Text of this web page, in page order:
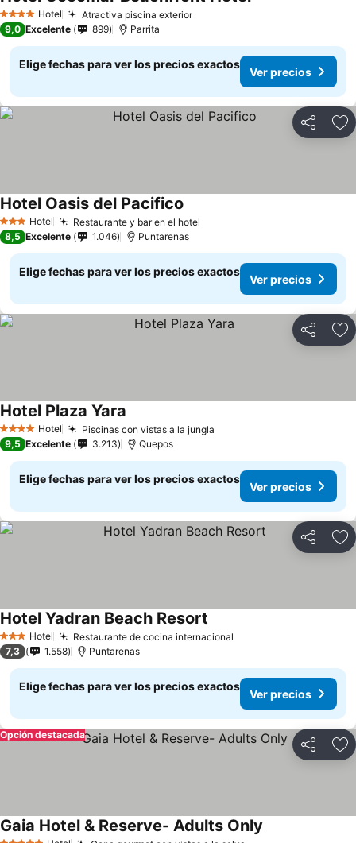
4 EstrellasHotel Atractiva piscina exterior
9,0 Excelente 899 Parrita
Elige fechas para ver los precios exactos
Ver precios
Compartir
3 Estrellas
Hotel Restaurante y bar en el hotel
Hotel Oasis del Pacifico
8,5 Excelente 1.046 Puntarenas
Elige fechas para ver los precios exactos
Ver precios
Compartir
4 EstrellasHotel Piscinas con vistas a la jungla
Hotel Plaza Yara
9,5 Excelente 3.213 Quepos
Elige fechas para ver los precios exactos
Ver precios
Compartir
3 Estrellas
Hotel Restaurante de cocina internacional
Hotel Yadran Beach Resort
7,3 1.558 Puntarenas
Elige fechas para ver los precios exactos
Ver precios
Compartir
Opción destacada
Gaia Hotel & Reserve- Adults Only